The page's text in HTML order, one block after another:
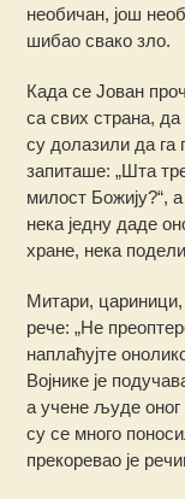
необичан, још
шибао свако зло.
Када се Јован
са свих страна,
су долазили да га
запиташе: „Шта
милост Божију?“,
нека једну даде
хране, нека
Митари,
рече: „Не
наплаћујте
Војнике је
а учене људе оног
су се много
прекоревао је